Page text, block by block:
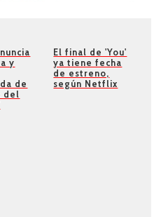
y
de
del
El final de 'You'
ya tiene fecha
de estreno,
según Netflix